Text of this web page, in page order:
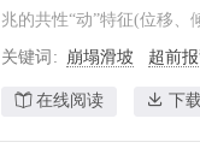
兆的共性“动”特征(位移、
关键词 崩塌滑坡 超前
在线阅读 下